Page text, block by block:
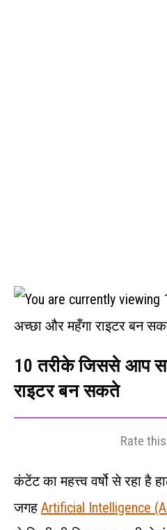
10 तरीके जिससे आप
राइटर बन सकते
Rate
कंटेंट का महत्त्व वर्षो से रहा है
जगह Artificial Intelligence